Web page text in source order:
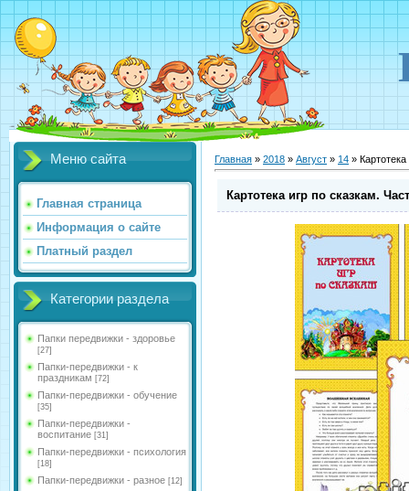
Меню сайта
Главная страница
Информация о сайте
Платный раздел
Категории раздела
Папки передвижки - здоровье
[27]
Папки-передвижки - к
праздникам [72]
Папки-передвижки - обучение
[35]
Папки-передвижки -
воспитание [31]
Папки-передвижки - психология
[18]
Папки-передвижки - разное [12]
Главная » 2018 » Август » 14 »
Картотека игр по сказкам.